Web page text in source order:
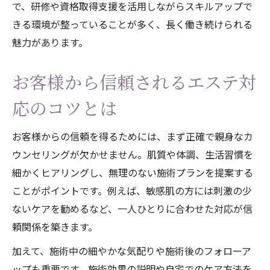
エステコンシェルジュの一日の流れを紹介
カウンセリングを通じたお客様満足度向上
エステカウンセリングが導く信頼関係の構
築
お客様の悩みに寄り添うエステの対応法
エステ現場で活かせるヒアリングのコツ
エステサロンで学ぶカウンセリング実践術
エステコンシェルジュに求められる傾聴力
で、研修や資格取得支援を活用しながらスキルアップで
きる環境が整っていることが多く、長く働き続けられる
魅力があります。
お客様から信頼されるエステ対
応のコツとは
お客様からの信頼を得るためには、まず正確で親身なカ
ウンセリングが欠かせません。肌質や体調、生活習慣を
細かくヒアリングし、無理のない施術プランを提案する
ことがポイントです。例えば、敏感肌の方には刺激の少
ないケアを勧めるなど、一人ひとりに合わせた対応が信
頼関係を築きます。
加えて、施術中の細やかな気配りや施術後のフォローア